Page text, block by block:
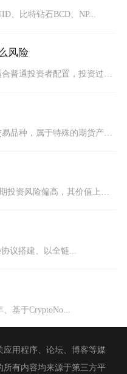
、比特钻石BCD、NP...
风险
永续合约是加密市场专属的衍生品交易品种，属于特殊的期货产品，...
议搭建、以全链...
基于CryptoNo...
用程序、论坛、博客等媒
有内容均来源于第三方平